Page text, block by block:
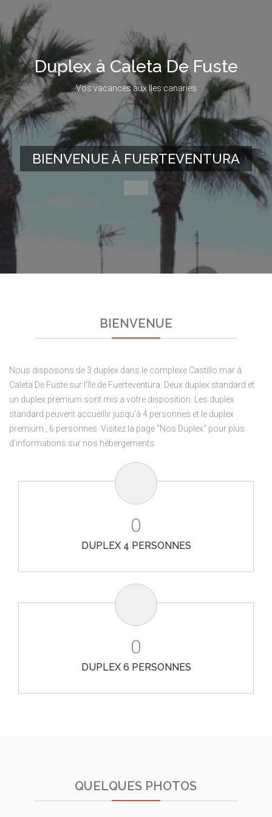
Duplex à Caleta De Fuste
Vos vacances aux îles canaries
BIENVENUE À FUERTEVENTURA
BIENVENUE
Nous disposons de 3 duplex dans le complexe Castillo mar à
Caleta De Fuste sur l'île de Fuerteventura. Deux duplex standard et
un duplex premium sont mis a votre disposition. Les duplex
standard peuvent accueillir jusqu’à 4 personnes et le duplex
premium , 6 personnes. Visitez la page "Nos Duplex" pour plus
d'informations sur nos hébergements
0
DUPLEX 4 PERSONNES
0
DUPLEX 6 PERSONNES
QUELQUES PHOTOS